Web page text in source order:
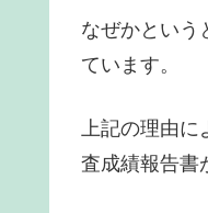
なぜかという
ています。
上記の理由
査成績報告書